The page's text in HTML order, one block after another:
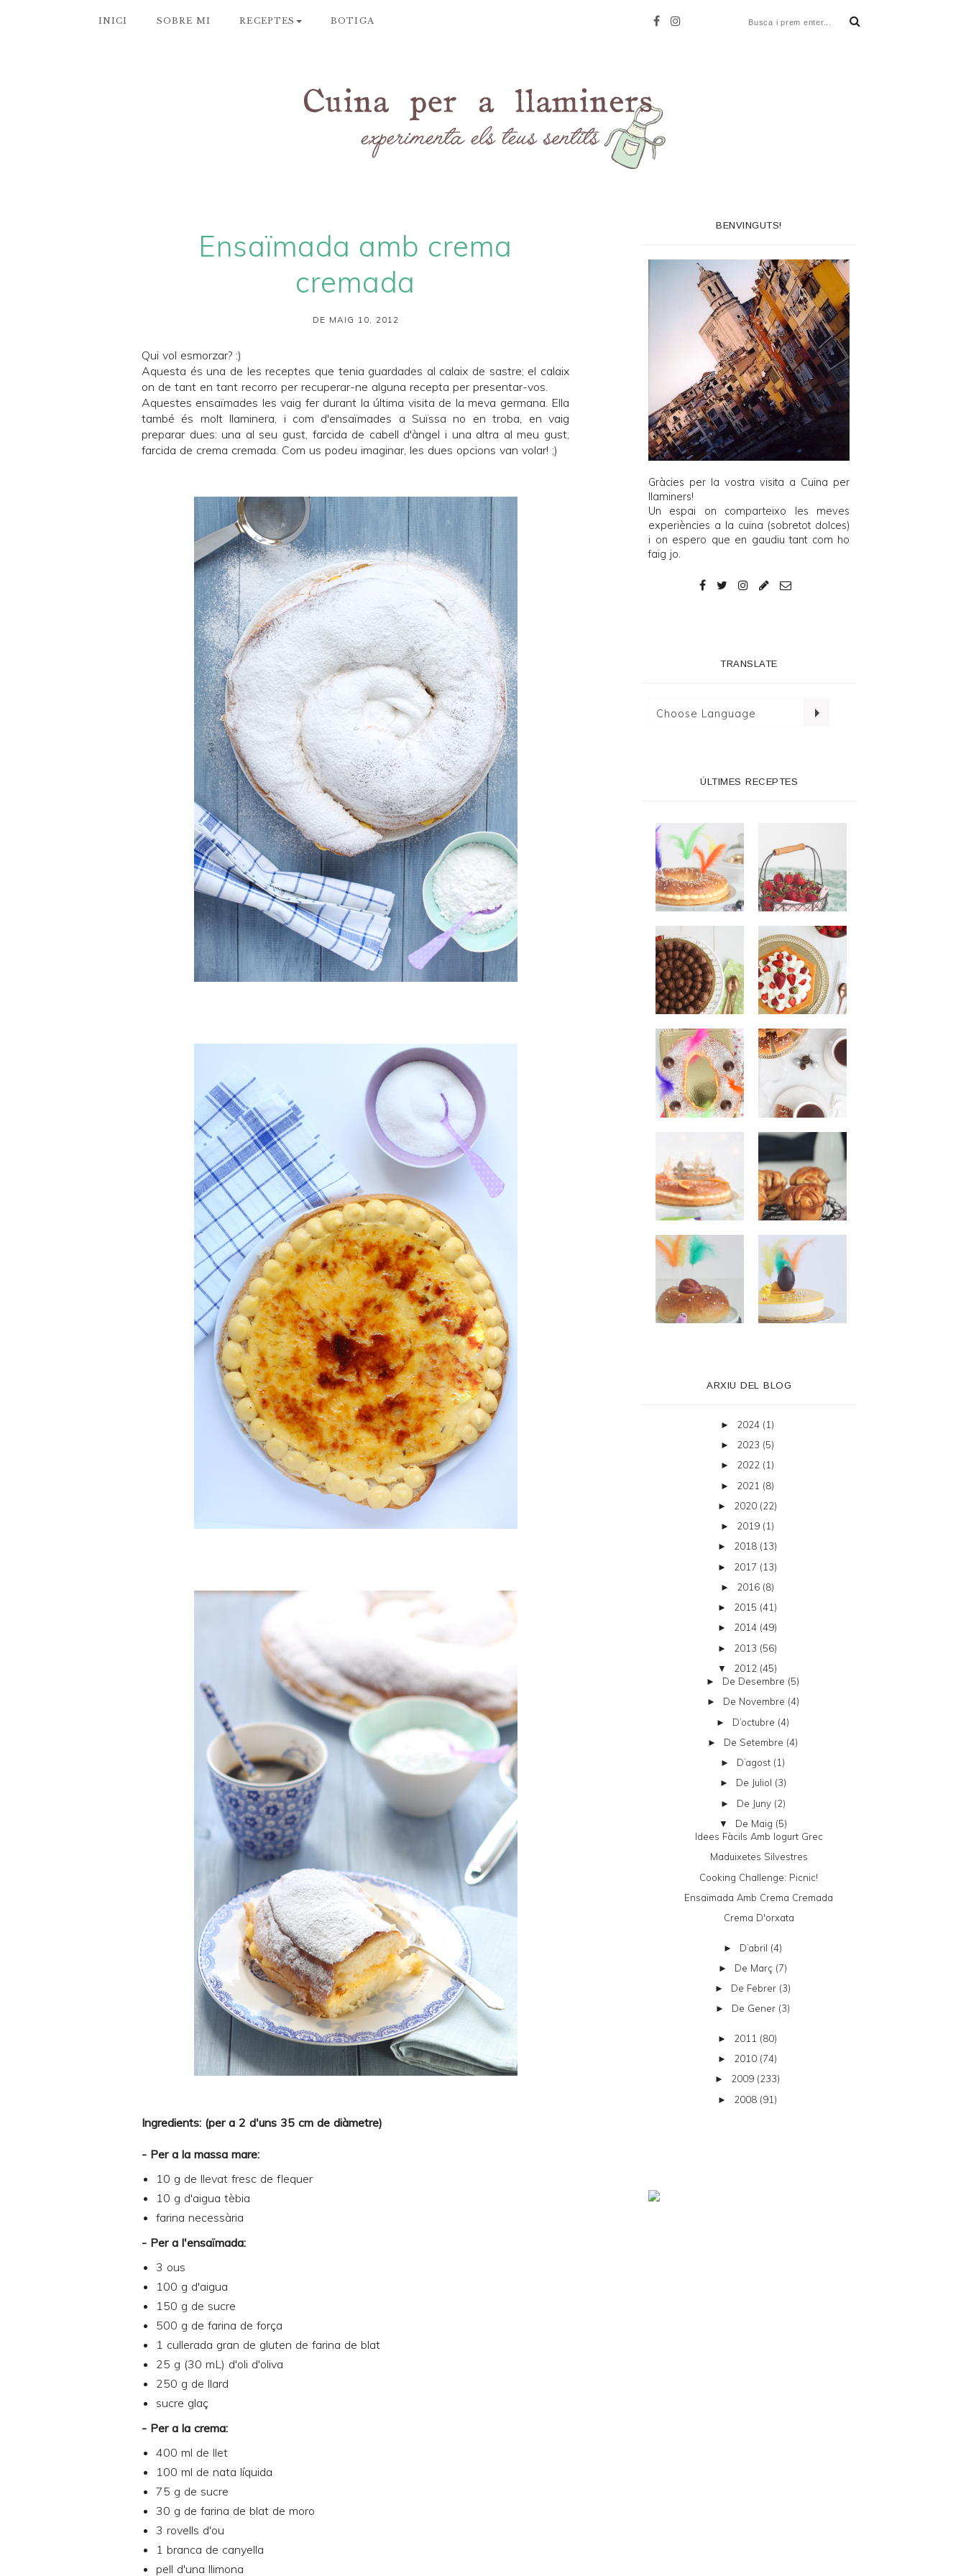
INICI SOBRE MI RECEPTES BOTIGA
Ensaïmada amb crema
cremada
DE MAIG 10, 2012
Qui vol esmorzar? :)
Aquesta és una de les receptes que tenia guardades al calaix de sastre; el calaix
on de tant en tant recorro per recuperar-ne alguna recepta per presentar-vos.
Aquestes ensaïmades les vaig fer durant la última visita de la meva germana. Ella
també és molt llaminera, i com d'ensaïmades a Suïssa no en troba, en vaig
preparar dues: una al seu gust, farcida de cabell d'àngel i una altra al meu gust,
farcida de crema cremada. Com us podeu imaginar, les dues opcions van volar! ;)
Ingredients: (per a 2 d'uns 35 cm de diàmetre)
- Per a la massa mare:
10 g de llevat fresc de flequer
10 g d'aigua tèbia
farina necessària
- Per a l'ensaïmada:
3 ous
100 g d'aigua
150 g de sucre
500 g de farina de força
1 cullerada gran de gluten de farina de blat
25 g (30 mL) d'oli d'oliva
250 g de llard
sucre glaç
- Per a la crema:
400 ml de llet
100 ml de nata líquida
75 g de sucre
30 g de farina de blat de moro
3 rovells d'ou
1 branca de canyella
pell d'una llimona
BENVINGUTS!
Gràcies per la vostra visita a Cuina per
llaminers!
Un espai on comparteixo les meves
experiències a la cuina (sobretot dolces)
i on espero que en gaudiu tant com ho
faig jo.
TRANSLATE
ÚLTIMES RECEPTES
ARXIU DEL BLOG
► 2024 (1)
► 2023 (5)
► 2022 (1)
► 2021 (8)
► 2020 (22)
► 2019 (1)
► 2018 (13)
► 2017 (13)
► 2016 (8)
► 2015 (41)
► 2014 (49)
► 2013 (56)
▼ 2012 (45)
► De Desembre (5)
► De Novembre (4)
► D’octubre (4)
► De Setembre (4)
► D’agost (1)
► De Juliol (3)
► De Juny (2)
▼ De Maig (5)
Idees Fàcils Amb Iogurt Grec
Maduixetes Silvestres
Cooking Challenge: Picnic!
Ensaïmada Amb Crema Cremada
Crema D'orxata
► D’abril (4)
► De Març (7)
► De Febrer (3)
► De Gener (3)
► 2011 (80)
► 2010 (74)
► 2009 (233)
► 2008 (91)